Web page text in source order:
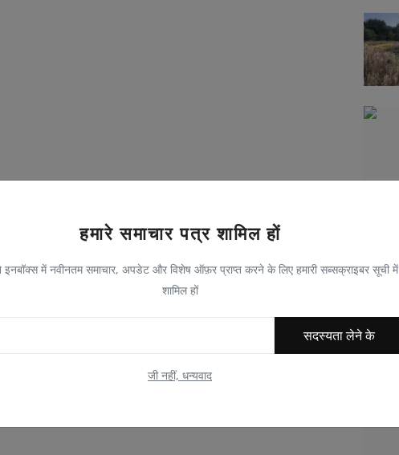
हमारे समाचार पत्र शामिल हों
में नवीनतम समाचार, अपडेट और विशेष ऑफ़र प्राप्त करने के लिए हमारी सब्सक्राइबर सूची में
शामिल हों
सदस्यता लेने के
जी नहीं, धन्यवाद